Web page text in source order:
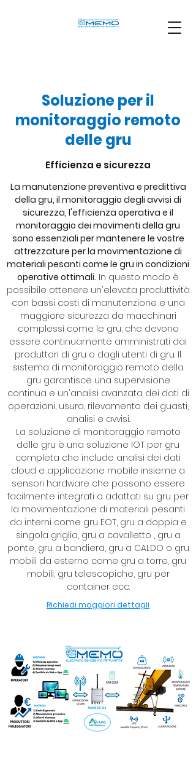
Soluzione per il
monitoraggio remoto
delle gru
Efficienza e sicurezza
La manutenzione preventiva e predittiva
della gru, il monitoraggio degli avvisi di
sicurezza, l'efficienza operativa e il
monitoraggio dei movimenti della gru
sono essenziali per mantenere le vostre
attrezzature per la movimentazione di
materiali pesanti come le gru in condizioni
operative ottimali. In questo modo è
possibile ottenere un'elevata produttività
con bassi costi di manutenzione e una
maggiore sicurezza da macchinari
complessi come le gru, che devono
essere continuamente amministrati dai
produttori di gru o dagli utenti di gru. Il
sistema di monitoraggio remoto della
gru garantisce una supervisione
continua e un'analisi avanzata dei dati di
operazioni, usura, rilevamento dei guasti,
analisi e avvisi.
La soluzione di monitoraggio remoto
delle gru è una soluzione IOT per gru
completa che include analisi dei dati
cloud e applicazione mobile insieme a
sensori hardware che possono essere
facilmente integrati o adattati su gru per
la movimentazione di materiali pesanti
da interni come gru EOT, gru a doppia e
singola griglia, gru a cavalletto , gru a
ponte, gru a bandiera, gru a CALDO o gru
mobili da esterno come gru a torre, gru
mobili, gru telescopiche, gru per
container ecc.
Richiedi maggiori dettagli